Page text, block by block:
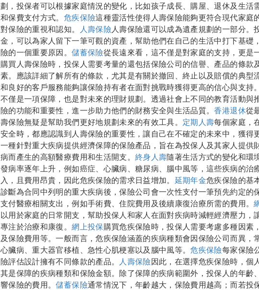
劃，投保者可以根據家庭情況的變化，比如孩子成長、購屋、退休及生活
和保費支付方式。 危疾保險這種靈活性使得人壽保險能夠更符合現代家庭
對保險的重視和認知。
人壽保險 人壽保險還可以成為遺產規劃的一部分。
金，可以為家人留下一筆可觀的資產，幫助他們在自己的生活中打下基礎
險的一個重要原因。儲蓄保險從長遠來看，這不僅是對家庭的支持，更是
購買人壽保險時，投保人需要考量的還包括保險公司的信譽、產品的條款
素。應該詳細了解所有的條款，尤其是有關於撤回、終止以及賠償的典型
和良好的客戶服務能夠讓保險持有者在面對挑戰時獲得更高的信心與支持。
不僅是一項保障，也是對未來的理財規劃。透過社會上不同的教育活動與
險的功能和重要性，進一步助力他們的財務安全與生活品質。香港退休從
壽保險無疑是幫助我們更好地規劃未來的有效工具。 定期人壽每個家庭，
安全時，都應認識到人壽保險的重要性，讓自己在不確定的未來中，獲得
一種針對重大疾病提供經濟保障的保險產品，旨在為投保人及其家人提供
病而產生的高額醫療費用和生活開支。 終身人壽隨著生活方式的變化和環
發病率逐年上升，例如癌症、心臟病、糖尿病、腦中風等，這些疾病的治
入，且費用昂貴，因此危疾保險的需求日益增加。 延期年金危疾保險的基
診斷為合同中列明的重大疾病後，保險公司會一次性支付一筆預先約定的
支付醫療相關支出，例如手術費、住院費用及後續康復治療所需的費用。
以用於家庭的日常開支，幫助投保人和家人在面對疾病時減輕經濟壓力，
專注於治療和康復。網上投保購買危疾保險時，投保人需要考慮多種因素
及保險費用等。一般而言，危疾保險涵蓋的疾病種類會因保險公司而異，
心臟病、重大器官移植、急性心肌梗塞以及腦中風等。危疾保險每家保險
險評估設計擁有不同條款的產品。
人壽保險因此，在選擇危疾保險時，個
其是保障的疾病種類和保險金額。除了保障的疾病範圍外，投保人的年齡
響保險的費用。儲蓄保險通常情況下，年齡越大，保險費用越高；而若投